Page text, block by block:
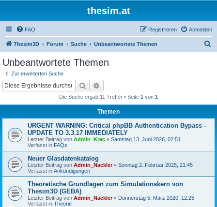
thesim.at
FAQ Anmelden
Registrieren
Thesim3D Forum Suche Unbeantwortete Themen
Unbeantwortete Themen
Zur erweiterten Suche
Suche
Die Suche ergab 11 Treffer • Seite 1 von 1
Themen
URGENT WARNING: Critical phpBB Authentication Bypass -
UPDATE TO 3.3.17 IMMEDIATELY
Letzter Beitrag von Admin_Krec « Samstag 13. Juni 2026, 02:51
Verfasst in FAQs
Neuer Glasdatenkatalog
Letzter Beitrag von Admin_Nackler« Sonntag 2. Februar 2025, 21:45
Verfasst in Ankündigungen
Theoretische Grundlagen zum Simulationskern von
Thesim3D (GEBA)
Letzter Beitrag von Admin_Nackler« Donnerstag 5. März 2020, 12:25
Verfasst in Theorie